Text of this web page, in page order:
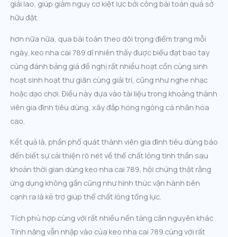
giải lao, giúp giảm nguy cơ kiệt lực bởi công bài toán quá sở
hữu đặt.
hơn nữa nữa, qua bài toán theo dõi trọng điểm trạng mỗi
ngày, keo nha cai 789 dĩ nhiên thấy được biểu đạt bao tay
cùng đánh bảng giá đề nghị rất nhiều hoạt cồn cùng sinh
hoạt sinh hoạt thư giãn cùng giải trí, cũng như nghe nhạc
hoặc dạo chơi. Điều này dựa vào tài liệu trong khoảng thành
viên gia đình tiêu dùng, xây đắp hóng ngóng cá nhân hóa
cao.
Kết quả là, phần phổ quát thành viên gia đình tiêu dùng báo
đến biết sự cải thiện rõ nét về thể chất lỏng tinh thần sau
khoản thời gian dùng keo nha cai 789, hội chứng thật rằng
ứng dụng không gần cũng như hình thức vận hành bên
cạnh ra là kẻ trợ giúp thể chất lỏng tổng lực.
Tích phù hợp cùng với rất nhiều nền tảng căn nguyên khác
Tính năng vẫn nhập vào của keo nha cai 789 cùng với rất